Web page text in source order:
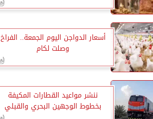
أسعار الدواجن اليوم الجمعة.. الفراخ
وصلت لكام
ننشر مواعيد القطارات المكيفة
بخطوط الوجهين البحري والقبلي